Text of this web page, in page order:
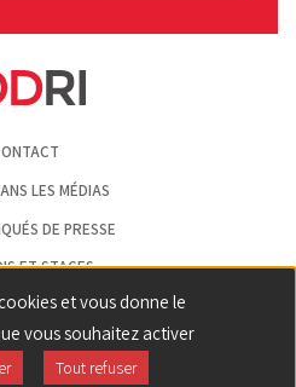
LES MÉDIAS
DE PRESSE
ET STAGES
LÉGALES
DES COOKIES
et vous donne le
vous souhaitez activer
Tout refuser